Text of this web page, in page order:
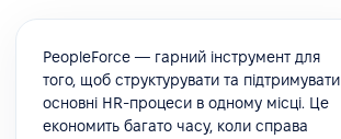
PeopleForce — гарний інструмент для
того, щоб структурувати та підтримувати
основні HR-процеси в одному місці. Це
економить багато часу, коли справа